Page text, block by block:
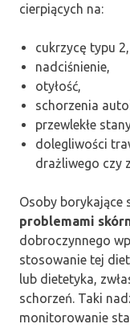
cierpiących na:
cukrzycę typu 2,
nadciśnienie,
otyłość,
schorzenia
przewlekłe
dolegliwości
drażliwego czy
Osoby borykające
problemami
dobroczynnego
stosowanie tej
lub dietetyka,
schorzeń. Taki
monitorowanie